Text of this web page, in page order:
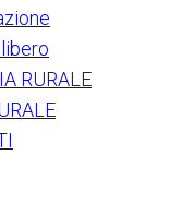
RURALE